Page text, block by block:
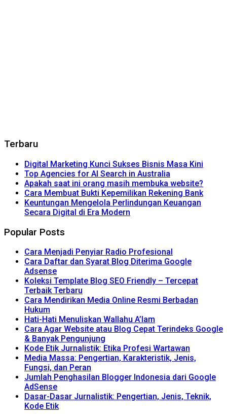
Terbaru
Digital Marketing Kunci Sukses Bisnis Masa Kini
Top Agencies for AI Search in Australia
Apakah saat ini orang masih membuka website?
Cara Membuat Bukti Kepemilikan Rekening Bank
Keuntungan Mengelola Perlindungan Keuangan
Secara Digital di Era Modern
Popular Posts
Cara Menjadi Penyiar Radio Profesional
Cara Daftar dan Syarat Blog Diterima Google
Adsense
Koleksi Template Blog SEO Friendly – Tercepat
Terbaik Terbaru
Cara Mendirikan Media Online Resmi Berbadan
Hukum
Hati-Hati Menuliskan Wallahu A’lam
Cara Agar Website atau Blog Cepat Terindeks Google
& Banyak Pengunjung
Kode Etik Jurnalistik: Etika Profesi Wartawan
Media Massa: Pengertian, Karakteristik, Jenis,
Fungsi, dan Peran
Jumlah Penghasilan Blogger Indonesia dari Google
AdSense
Dasar-Dasar Jurnalistik: Pengertian, Jenis, Teknik,
Kode Etik